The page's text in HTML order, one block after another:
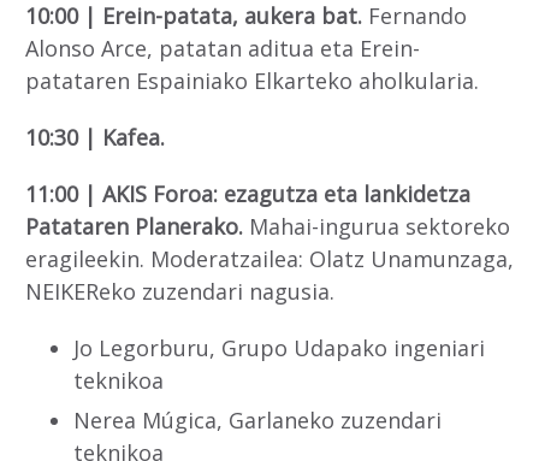
10:00 | Erein-patata, aukera bat. Fernando
Alonso Arce, patatan aditua eta Erein-
patataren Espainiako Elkarteko aholkularia.
10:30 | Kafea.
11:00 | AKIS Foroa: ezagutza eta lankidetza
Patataren Planerako. Mahai-ingurua sektoreko
eragileekin. Moderatzailea: Olatz Unamunzaga,
NEIKEReko zuzendari nagusia.
Jo Legorburu, Grupo Udapako ingeniari
teknikoa
Nerea Múgica, Garlaneko zuzendari
teknikoa